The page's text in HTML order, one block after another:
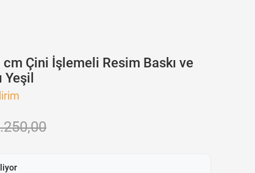
Çini İşlemeli Resim Baskı ve
Yeşil